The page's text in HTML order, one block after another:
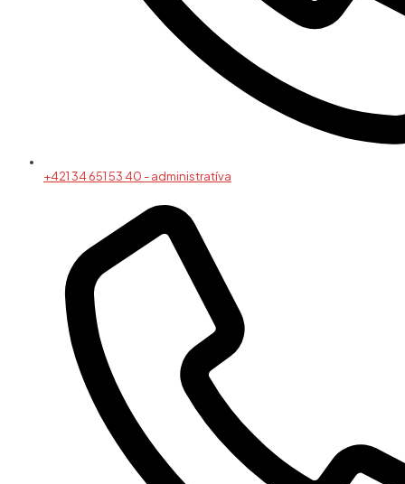
+421 34 651 53 40 - administratíva